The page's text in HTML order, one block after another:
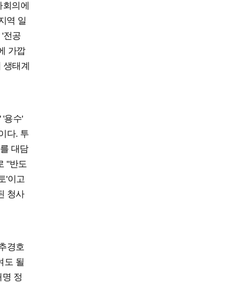
의에
역 일
전공
가깝
태계
'용수'
다. 투
대담
"반도
'이고
청사
경호
도 될
정